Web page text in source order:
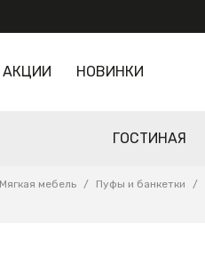
АКЦИИ НОВИНКИ
ГОСТИНАЯ
Мягкая мебель / Пуфы и банкетки /